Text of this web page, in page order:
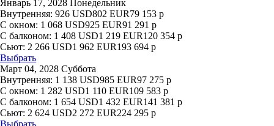
Январь 17, 2028 Понедельник
Внутренняя: 926 USD802 EUR79 153 р
С окном: 1 068 USD925 EUR91 291 р
С балконом: 1 408 USD1 219 EUR120 354 р
Сьют: 2 266 USD1 962 EUR193 694 р
Выбрать
Март 04, 2028 Суббота
Внутренняя: 1 138 USD985 EUR97 275 р
С окном: 1 282 USD1 110 EUR109 583 р
С балконом: 1 654 USD1 432 EUR141 381 р
Сьют: 2 624 USD2 272 EUR224 295 р
Выбрать